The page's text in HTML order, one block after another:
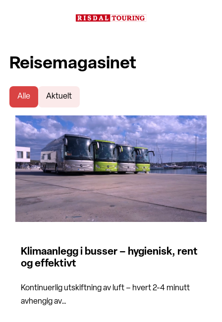
Reisemagasinet
Alle Aktuelt
Klimaanlegg i busser – hygienisk, rent
og effektivt
Kontinuerlig utskiftning av luft – hvert 2-4 minutt
avhengig av…